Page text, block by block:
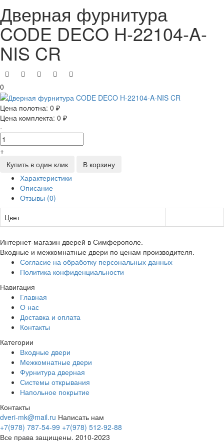
Дверная фурнитура
CODE DECO H-22104-A-
NIS CR
0
Цена полотна: 0 ₽
Цена комплекта: 0 ₽
-
+
Купить в один клик
В корзину
Характеристики
Описание
Отзывы (0)
Цвет
Интернет-магазин дверей в Симферополе.
Входные и межкомнатные двери по ценам производителя.
Согласие на обработку персональных данных
Политика конфиденциальности
Навигация
Главная
О нас
Доставка и оплата
Контакты
Категории
Входные двери
Межкомнатные двери
Фурнитура дверная
Системы открывания
Напольное покрытие
Контакты
dveri-mk@mail.ru Написать нам
+7(978) 787-54-99 +7(978) 512-92-88
Все права защищены. 2010-2023